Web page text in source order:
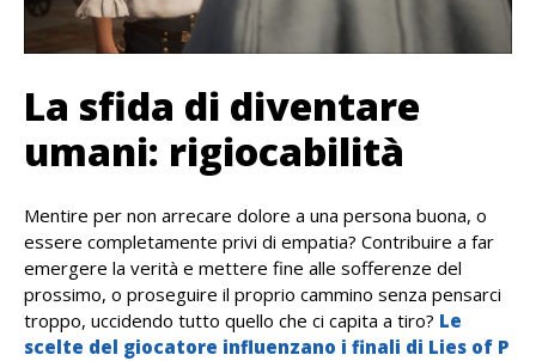
La sfida di diventare
umani: rigiocabilità
Mentire per non arrecare dolore a una persona buona, o
essere completamente privi di empatia? Contribuire a far
emergere la verità e mettere fine alle sofferenze del
prossimo, o proseguire il proprio cammino senza pensarci
troppo, uccidendo tutto quello che ci capita a tiro? Le
scelte del giocatore influenzano i finali di Lies of P